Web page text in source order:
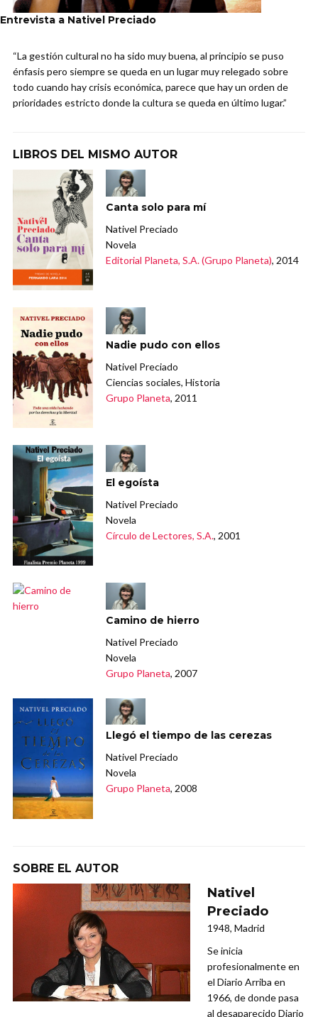
Entrevista a Nativel Preciado
“La gestión cultural no ha sido muy buena, al principio se puso
énfasis pero siempre se queda en un lugar muy relegado sobre
todo cuando hay crisis económica, parece que hay un orden de
prioridades estricto donde la cultura se queda en último lugar.”
LIBROS DEL MISMO AUTOR
Canta solo para mí
Nativel Preciado
Novela
Editorial Planeta, S.A. (Grupo Planeta), 2014
Nadie pudo con ellos
Nativel Preciado
Ciencias sociales, Historia
Grupo Planeta, 2011
El egoísta
Nativel Preciado
Novela
Círculo de Lectores, S.A., 2001
Camino de hierro
Nativel Preciado
Novela
Grupo Planeta, 2007
Llegó el tiempo de las cerezas
Nativel Preciado
Novela
Grupo Planeta, 2008
SOBRE EL AUTOR
Nativel
Preciado
1948, Madrid
Se inicia
profesionalmente en
el Diario Arriba en
1966, de donde pasa
al desaparecido Diario